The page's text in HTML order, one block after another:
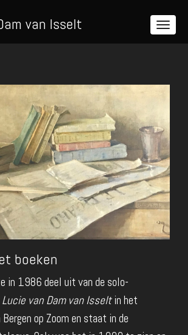
van Isselt
boeken
in 1986 deel uit van de solo-
Lucie van Dam van Isseltin het
op Zoom en staat in de